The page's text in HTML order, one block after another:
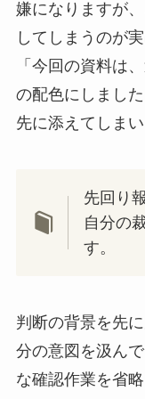
嫌になりますが
してしまうのが
「今回の資料は
の配色にしまし
先に添えてしまい
先回り
自分の
す。
判断の背景を先
分の意図を汲ん
な確認作業を省